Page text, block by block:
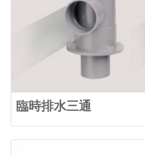
臨時排水三通